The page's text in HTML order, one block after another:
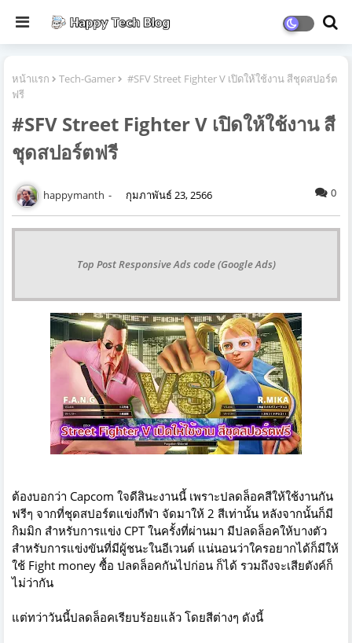
หน้าแรก Tech-Gamer
#SFV Street Fighter V เปิดให้ใช้งาน สีชุดสปอร์ต
ฟรี
#SFV Street Fighter V เปิดให้ใช้งาน สี
ชุดสปอร์ตฟรี
happymanth กุมภาพันธ์ 23, 2566 0
Top Post Responsive Ads code (Google Ads)
ต้องบอกว่า Capcom ใจดีสินะงานนี้ เพราะปลดล็อคสีให้ใช้งานกัน
ฟรีๆ จากที่ชุดสปอร์ตแข่งกีฬา จัดมาให้ 2 สีเท่านั้น หลังจากนั้นก็มี
กิมมิก สำหรับการแข่ง CPT ในครั้งที่ผ่านมา มีปลดล็อคให้บางตัว
สำหรับการแข่งขันที่มีผู้ชนะในอีเวนต์ แน่นอนว่าใครอยากได้ก็มีให้
ใช้ Fight money ซื้อ ปลดล็อคกันไปก่อน ก็ได้ รวมถึงจะเสียตังค์ก็
ไม่ว่ากัน
แต่ทว่าวันนี้ปลดล็อคเรียบร้อยแล้ว โดยสีต่างๆ ดังนี้